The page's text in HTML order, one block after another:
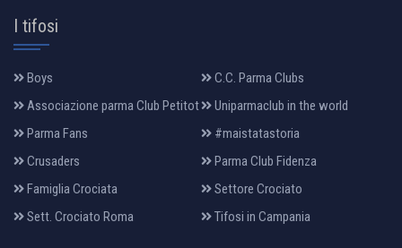
I tifosi
Boys
C.C. Parma Clubs
Associazione parma Club Petitot
Uniparmaclub in the world
Parma Fans
#maistatastoria
Crusaders
Parma Club Fidenza
Famiglia Crociata
Settore Crociato
Sett. Crociato Roma
Tifosi in Campania